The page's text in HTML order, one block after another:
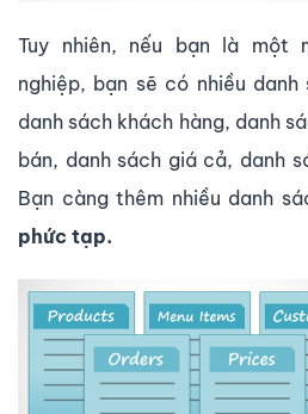
Tuy nhiên, nếu bạn là một
nghiệp, bạn sẽ có nhiều
danh sách khách hàng, danh
bán, danh sách giá cả, danh
Bạn càng thêm nhiều danh
phức tạp.